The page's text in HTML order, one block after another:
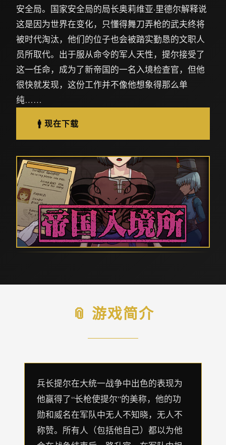
安全局。国家安全局的局长奥莉维亚·里德尔解释说
这是因为世界在变化，只懂得舞刀弄枪的武夫终将
被时代淘汰，他们的位子也会被踏实勤恳的文职人
员所取代。出于服从命令的军人天性，提尔接受了
这一任命，成为了新帝国的一名入境检查官，但他
很快就发现，这份工作并不像他想象得那么单
纯……
🚹 现在下载
📎 游戏简介
兵长提尔在大统一战争中出色的表现为
他赢得了“长枪使提尔”的美称，他的功
勋和威名在军队中无人不知晓，无人不
称赞。所有人（包括他自己）都以为他